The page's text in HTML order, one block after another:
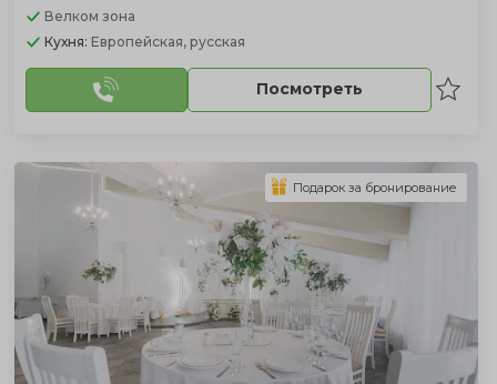
Велком зона
Кухня: Европейская, русская
Посмотреть
Подарок за бронирование